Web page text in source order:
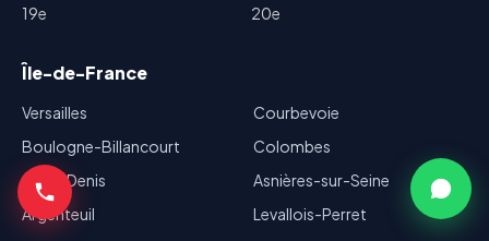
19e
20e
Île-de-France
Versailles
Boulogne-Billancourt
Saint-Denis
Argenteuil
Courbevoie
Colombes
Asnières-sur-Seine
Levallois-Perret